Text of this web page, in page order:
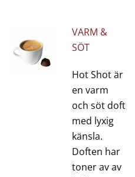
VARM &
SÖT
Hot Shot är
en varm
och söt doft
med lyxig
känsla.
Doften har
toner av av